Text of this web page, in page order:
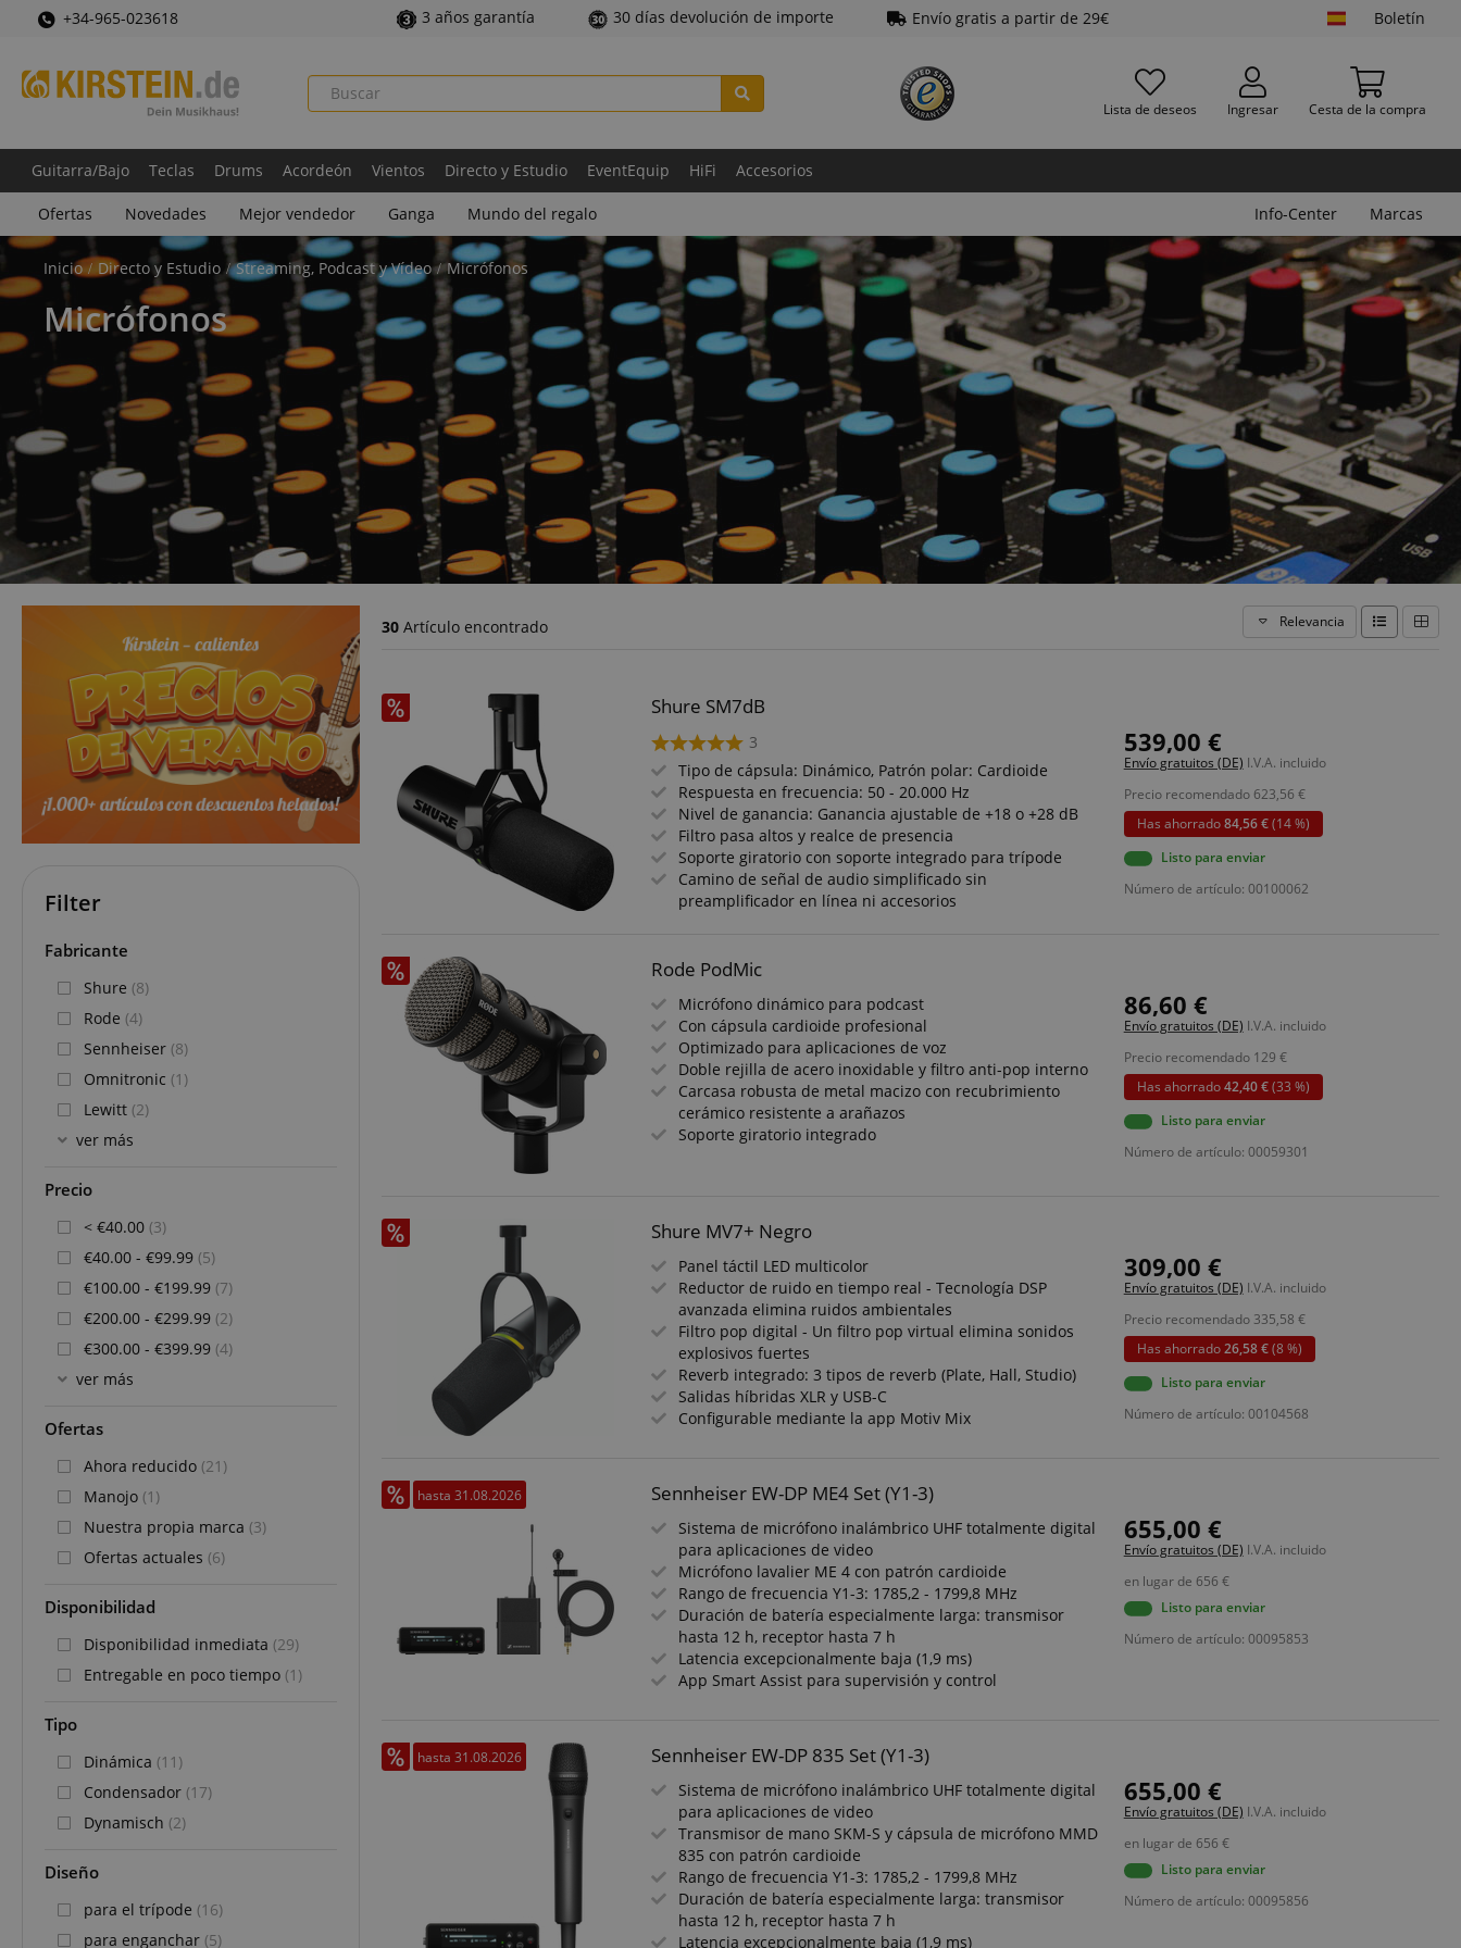
+34-965-023618 3 años garantía 30 días devolución de importe Envío gratis a partir de 29€ Boletín
Lista de deseos Ingresar Cesta de la compra
Guitarra/Bajo Teclas Drums Acordeón Vientos Directo y Estudio EventEquip HiFi Accesorios
Ofertas Novedades Mejor vendedor Ganga Mundo del regalo Info-Center Marcas
Inicio Directo y Estudio Streaming, Podcast y Vídeo Micrófonos
Micrófonos
30 Artículo encontrado Relevancia
Shure SM7dB
3
Tipo de cápsula: Dinámico, Patrón polar: Cardioide
Respuesta en frecuencia: 50 - 20.000 Hz
Nivel de ganancia: Ganancia ajustable de +18 o +28 dB
Filtro pasa altos y realce de presencia
Soporte giratorio con soporte integrado para trípode
Camino de señal de audio simplificado sin
preamplificador en línea ni accesorios
539,00 €
Envío gratuitos (DE) I.V.A. incluido
Precio recomendado 623,56 €
Has ahorrado84,56 €(14 %)
Listo para enviar
Número de artículo: 00100062
Rode PodMic
Micrófono dinámico para podcast
Con cápsula cardioide profesional
Optimizado para aplicaciones de voz
Doble rejilla de acero inoxidable y filtro anti-pop interno
Carcasa robusta de metal macizo con recubrimiento
cerámico resistente a arañazos
Soporte giratorio integrado
86,60 €
Envío gratuitos (DE) I.V.A. incluido
Precio recomendado 129 €
Has ahorrado42,40 €(33 %)
Listo para enviar
Número de artículo: 00059301
Shure MV7+ Negro
Panel táctil LED multicolor
Reductor de ruido en tiempo real - Tecnología DSP
avanzada elimina ruidos ambientales
Filtro pop digital - Un filtro pop virtual elimina sonidos
explosivos fuertes
Reverb integrado: 3 tipos de reverb (Plate, Hall, Studio)
Salidas híbridas XLR y USB-C
Configurable mediante la app Motiv Mix
309,00 €
Envío gratuitos (DE) I.V.A. incluido
Precio recomendado 335,58 €
Has ahorrado26,58 €(8 %)
Listo para enviar
Número de artículo: 00104568
hasta 31.08.2026 Sennheiser EW-DP ME4 Set (Y1-3)
Sistema de micrófono inalámbrico UHF totalmente digital
para aplicaciones de video
Micrófono lavalier ME 4 con patrón cardioide
Rango de frecuencia Y1-3: 1785,2 - 1799,8 MHz
Duración de batería especialmente larga: transmisor
hasta 12 h, receptor hasta 7 h
Latencia excepcionalmente baja (1,9 ms)
App Smart Assist para supervisión y control
655,00 €
Envío gratuitos (DE) I.V.A. incluido
en lugar de 656 €
Listo para enviar
Número de artículo: 00095853
hasta 31.08.2026 Sennheiser EW-DP 835 Set (Y1-3)
Sistema de micrófono inalámbrico UHF totalmente digital
para aplicaciones de video
Transmisor de mano SKM-S y cápsula de micrófono MMD
835 con patrón cardioide
Rango de frecuencia Y1-3: 1785,2 - 1799,8 MHz
Duración de batería especialmente larga: transmisor
hasta 12 h, receptor hasta 7 h
Latencia excepcionalmente baja (1,9 ms)
655,00 €
Envío gratuitos (DE) I.V.A. incluido
en lugar de 656 €
Listo para enviar
Número de artículo: 00095856
Filter
Fabricante
Shure (8)
Rode (4)
Sennheiser (8)
Omnitronic (1)
Lewitt (2)
ver más
Precio
< €40.00 (3)
€40.00 - €99.99 (5)
€100.00 - €199.99 (7)
€200.00 - €299.99 (2)
€300.00 - €399.99 (4)
ver más
Ofertas
Ahora reducido (21)
Manojo (1)
Nuestra propia marca (3)
Ofertas actuales (6)
Disponibilidad
Disponibilidad inmediata (29)
Entregable en poco tiempo (1)
Tipo
Dinámica (11)
Condensador (17)
Dynamisch (2)
Diseño
para el trípode (16)
para enganchar (5)